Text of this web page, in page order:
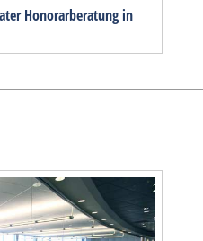
Honorarberatung in